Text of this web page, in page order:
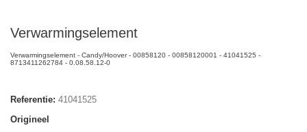
Verwarmingselement
Verwarmingselement - Candy/Hoover - 00858120 - 00858120001 - 41041525 -
8713411262784 - 0.08.58.12-0
Referentie: 41041525
Origineel